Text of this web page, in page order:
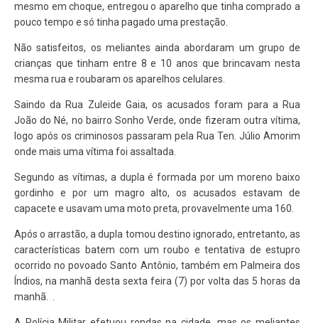
mesmo em choque, entregou o aparelho que tinha comprado a
pouco tempo e só tinha pagado uma prestação.
Não satisfeitos, os meliantes ainda abordaram um grupo de
crianças que tinham entre 8 e 10 anos que brincavam nesta
mesma rua e roubaram os aparelhos celulares.
Saindo da Rua Zuleide Gaia, os acusados foram para a Rua
João do Né, no bairro Sonho Verde, onde fizeram outra vítima,
logo após os criminosos passaram pela Rua Ten. Júlio Amorim
onde mais uma vítima foi assaltada.
Segundo as vítimas, a dupla é formada por um moreno baixo
gordinho e por um magro alto, os acusados estavam de
capacete e usavam uma moto preta, provavelmente uma 160.
Após o arrastão, a dupla tomou destino ignorado, entretanto, as
características batem com um roubo e tentativa de estupro
ocorrido no povoado Santo Antônio, também em Palmeira dos
Índios, na manhã desta sexta feira (7) por volta das 5 horas da
manhã. .